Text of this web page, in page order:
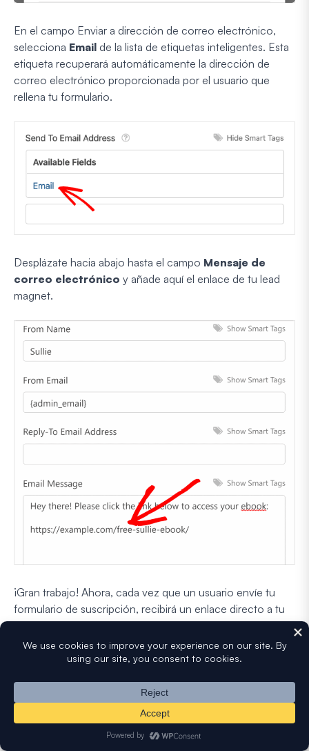
En el campo Enviar a dirección de correo electrónico,
selecciona Email de la lista de etiquetas inteligentes. Esta
etiqueta recuperará automáticamente la dirección de
correo electrónico proporcionada por el usuario que
rellena tu formulario.
Desplázate hacia abajo hasta el campo Mensaje de
correo electrónico y añade aquí el enlace de tu lead
magnet.
¡Gran trabajo! Ahora, cada vez que un usuario envíe tu
formulario de suscripción, recibirá un enlace directo a tu
lead magnet en un correo electrónico.
Asegúrate de pulsar el botón naranjaGuardaren la parte
Paso 6: Añade el Formulario de Suscripción de